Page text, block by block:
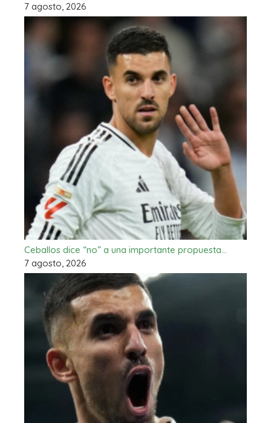
7 agosto, 2026
Ceballos dice “no” a una importante propuesta…
7 agosto, 2026